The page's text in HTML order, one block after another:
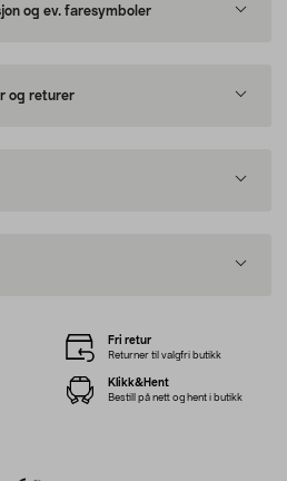
og ev. faresymboler
og returer
Fri retur
Returner til valgfri butikk
Klikk&Hent
Bestill på nett og hent i butikk